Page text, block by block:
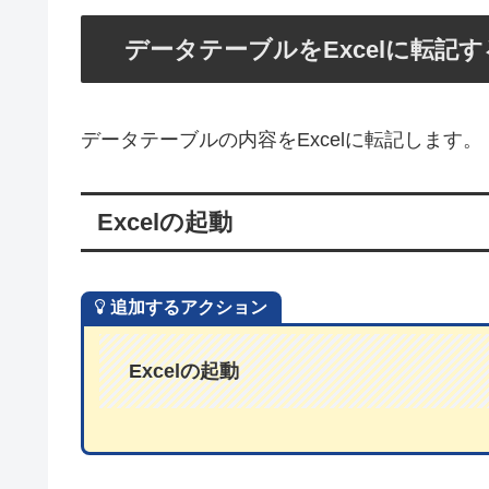
データテーブルをExcelに転記す
データテーブルの内容をExcelに転記します。
Excelの起動
追加するアクション
Excelの起動